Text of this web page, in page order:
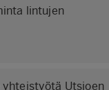
lintujen
Utsjoen